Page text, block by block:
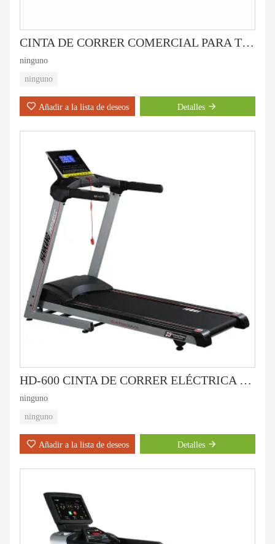
CINTA DE CORRER COMERCIAL PARA TRABAJO PESADO HC-6000
ninguno
ninguno
Añadir a la lista de deseos Detalles
HD-600 CINTA DE CORRER ELÉCTRICA PARA USO DOMÉSTICO
ninguno
ninguno
Añadir a la lista de deseos Detalles